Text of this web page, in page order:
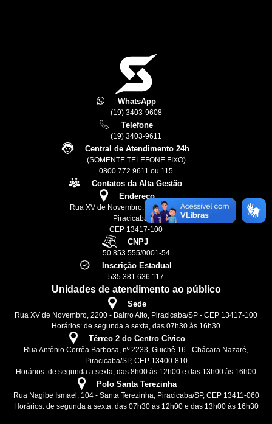
WhatsApp
(19) 3403-9608
Telefone
(19) 3403-9611
Central de Atendimento 24h
(SOMENTE TELEFONE FIXO)
0800 772 9611 ou 115
Contatos da Alta Gestão
Endereço
Rua XV de Novembro, 2200 - Bairro Alto
Piracicaba/SP
CEP 13417-100
CNPJ
50.853.555/0001-54
Inscrição Estadual
535.381.636.117
Unidades de atendimento ao público
Sede
Rua XV de Novembro, 2200 - Bairro Alto, Piracicaba/SP - CEP 13417-100
Horários: de segunda a sexta, das 07h30 às 16h30
Térreo 2 do Centro Cívico
Rua Antônio Corrêa Barbosa, nº 2233, Guichê 16 - Chácara Nazaré,
Piracicaba/SP, CEP 13400-810
Horários: de segunda a sexta, das 8h00 às 12h00 e das 13h00 às 16h00
Polo Santa Terezinha
Rua Nagibe Ismael, 104 - Santa Terezinha, Piracicaba/SP, CEP 13411-060
Horários: de segunda a sexta, das 07h30 às 12h00 e das 13h00 às 16h30